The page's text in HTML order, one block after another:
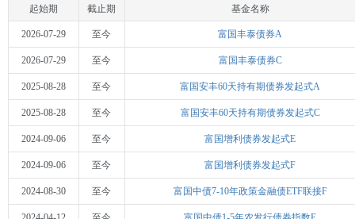
起始期 截止期 基金名称
2026-07-29 至今 富国丰泰债券A
2026-07-29 至今 富国丰泰债券C
2025-08-28 至今 富国安丰60天持有期债券发起式A
2025-08-28 至今 富国安丰60天持有期债券发起式C
2024-09-06 至今 富国增利债券发起式E
2024-09-06 至今 富国增利债券发起式F
2024-08-30 至今 富国中债7-10年政策金融债ETF联接F